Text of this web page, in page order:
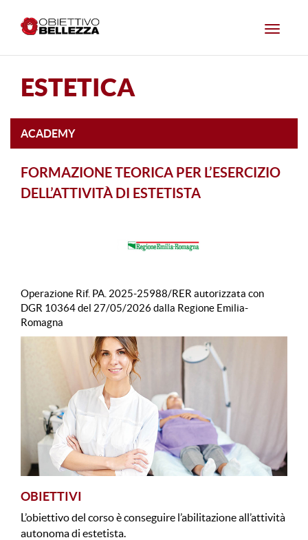
Toggle
ESTETICA
ACADEMY
FORMAZIONE TEORICA PER L’ESERCIZIO
DELL’ATTIVITÀ DI ESTETISTA
Operazione Rif. PA. 2025-25988/RER autorizzata con
DGR 10364 del 27/05/2026 dalla Regione Emilia-
Romagna
OBIETTIVI
L’obiettivo del corso è conseguire l’abilitazione all’attività
autonoma di estetista.